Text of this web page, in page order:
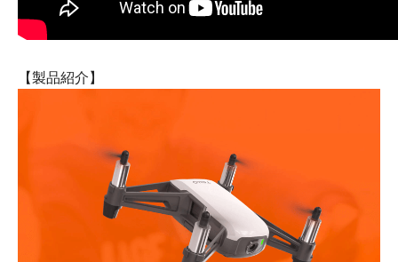
【製品紹介】